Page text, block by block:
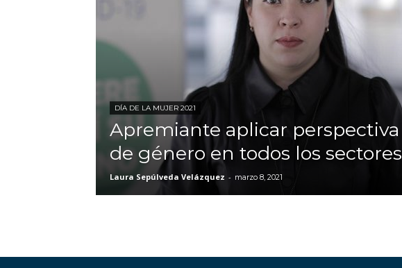
DÍA DE LA MUJER 2021
Apremiante aplicar perspectiva
de género en todos los sectores
Laura Sepúlveda Velázquez - marzo 8, 2021